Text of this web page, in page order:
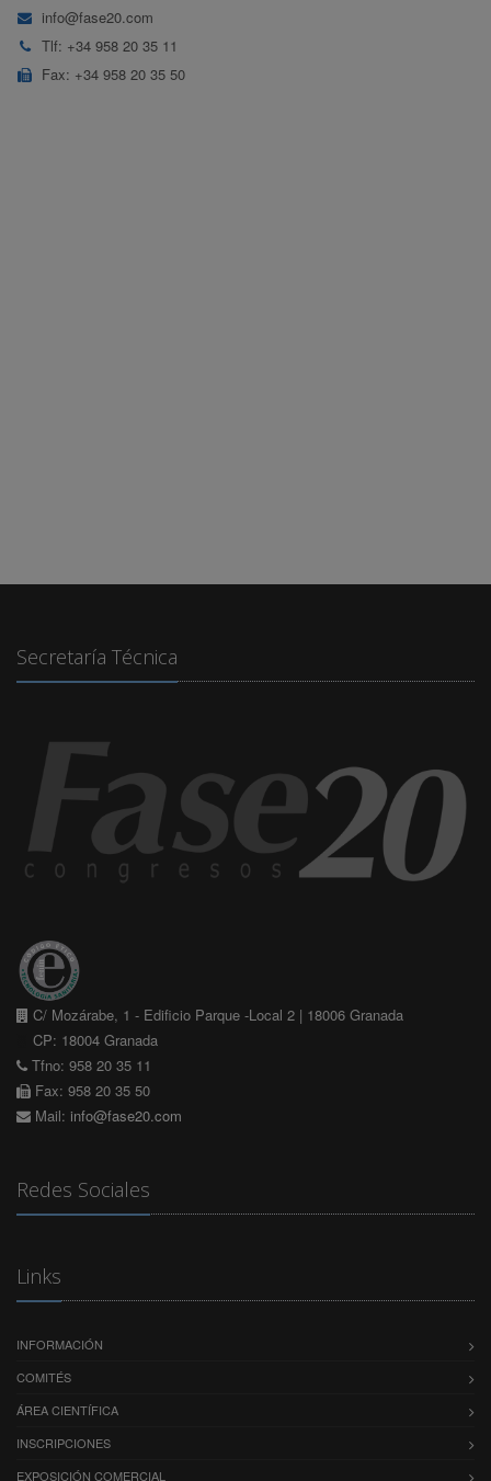
info@fase20.com
Tlf: +34 958 20 35 11
Fax: +34 958 20 35 50
Secretaría Técnica
C/ Mozárabe, 1 - Edificio Parque -Local 2 | 18006 Granada
CP: 18004 Granada
Tfno: 958 20 35 11
Fax: 958 20 35 50
Mail: info@fase20.com
Redes Sociales
Links
INFORMACIÓN
COMITÉS
ÁREA CIENTÍFICA
INSCRIPCIONES
EXPOSICIÓN COMERCIAL